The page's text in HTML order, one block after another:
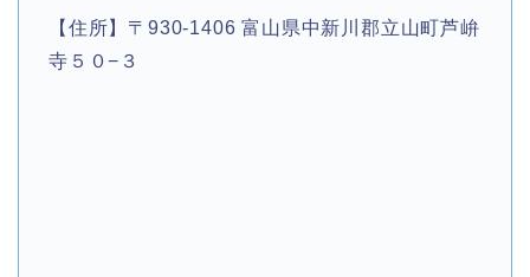
【住所】〒930-1406 富山県中新川郡立山町芦峅
寺５０−３